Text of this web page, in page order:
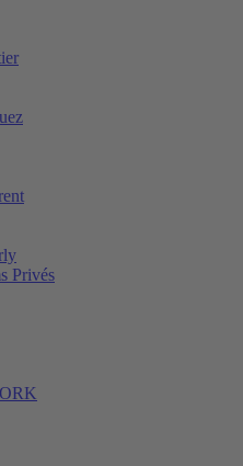
Privés